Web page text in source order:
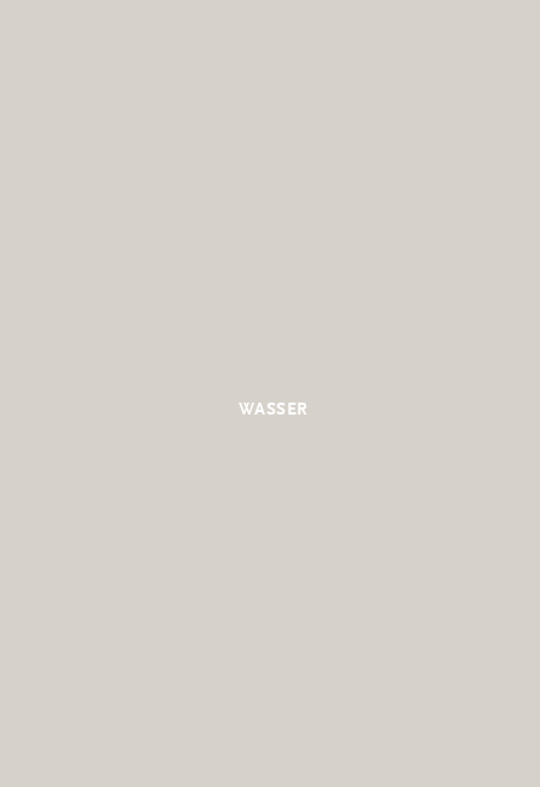
WASSER